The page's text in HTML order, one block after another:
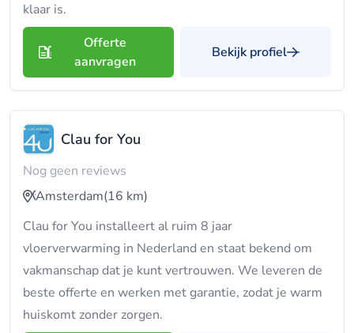
klaar is.
Offerte
aanvragen
Bekijk profiel
Clau for You
Nog geen reviews
Amsterdam(16 km)
Clau for You installeert al ruim 8 jaar
vloerverwarming in Nederland en staat bekend om
vakmanschap dat je kunt vertrouwen. We leveren de
beste offerte en werken met garantie, zodat je warm
huiskomt zonder zorgen.